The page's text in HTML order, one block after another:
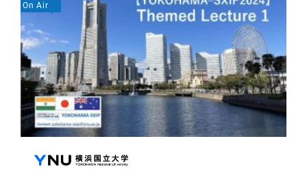
On Air